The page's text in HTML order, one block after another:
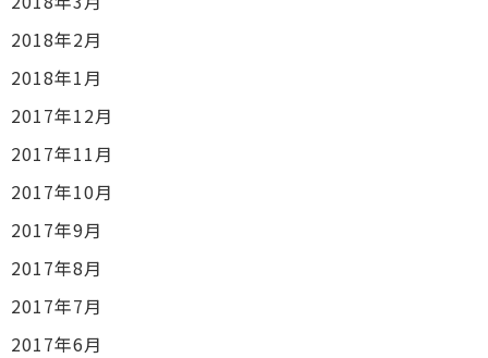
2018年2月
2018年1月
2017年12月
2017年11月
2017年10月
2017年9月
2017年8月
2017年7月
2017年6月